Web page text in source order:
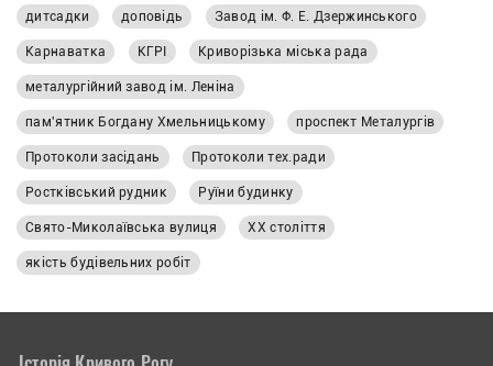
дитсадки доповідь Завод ім. Ф. Е. Дзержинського
Карнаватка КГРІ Криворізька міська рада
металургійний завод ім. Леніна
пам'ятник Богдану Хмельницькому проспект Металургів
Протоколи засідань Протоколи тех.ради
Ростківський рудник Руїни будинку
Свято-Миколаївська вулиця ХХ століття
якість будівельних робіт